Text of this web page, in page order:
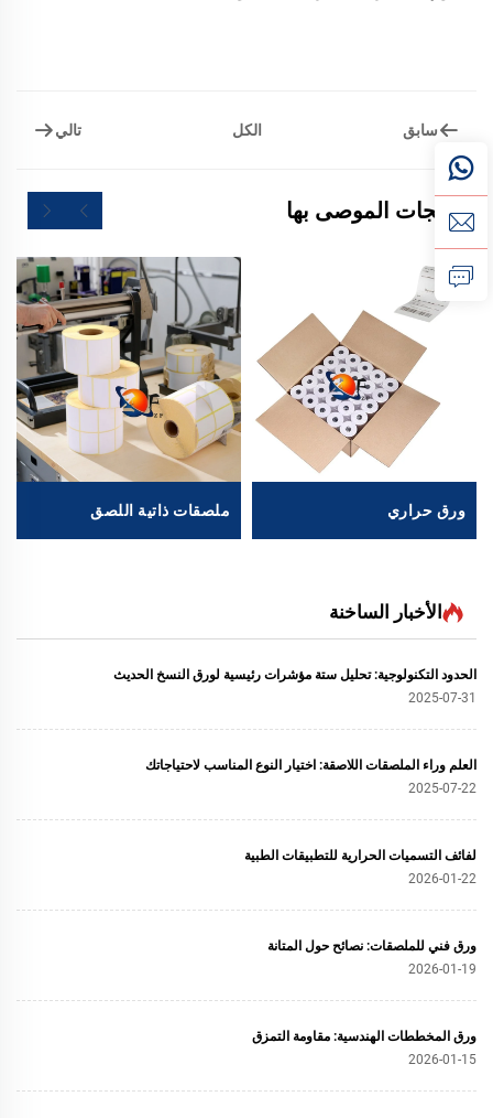
سابق الكل تالي
المنتجات الموصى بها
ورق حراري ملصقات ذاتية اللصق
الأخبار الساخنة
الحدود التكنولوجية: تحليل ستة مؤشرات رئيسية لورق النسخ الحديث
2025-07-31
العلم وراء الملصقات اللاصقة: اختيار النوع المناسب لاحتياجاتك
2025-07-22
لفائف التسميات الحرارية للتطبيقات الطبية
2026-01-22
ورق فني للملصقات: نصائح حول المتانة
2026-01-19
ورق المخططات الهندسية: مقاومة التمزق
2026-01-15